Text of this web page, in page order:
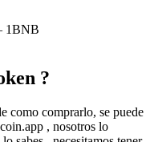
1BNB
?
como comprarlo, se puede
, nosotros lo